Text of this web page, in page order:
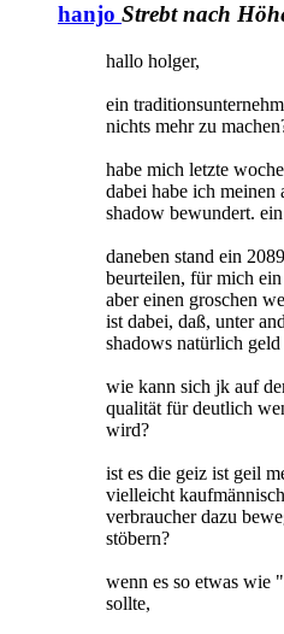
hanjo Strebt nach
hallo holger,
ein
nichts mehr zu
habe mich letzte
dabei habe ich meinen
shadow bewundert.
daneben stand ein
beurteilen, für mich
aber einen groschen
ist dabei, daß, unter
shadows natürlich geld
wie kann sich jk auf
qualität für deutlich
wird?
ist es die geiz ist geil
vielleicht
verbraucher dazu
stöbern?
wenn es so etwas wie
sollte,